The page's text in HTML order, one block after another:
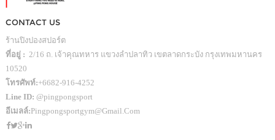
CONTACT US
ร้านปิงปองสปอร์ต
ที่อยู่ : 2/16 ถ. เจ้าคุณทหาร แขวงลำปลาทิว เขตลาดกระบัง กรุงเทพมหานคร
10520
โทรศัพท์:+6682-916-4252
Line ID: @pingpongsport
อีเมลล์:Pingpongsportgym@gmail.com